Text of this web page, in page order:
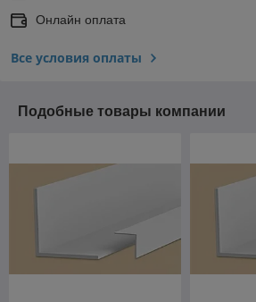
Онлайн оплата
Все условия оплаты
Подобные товары компании